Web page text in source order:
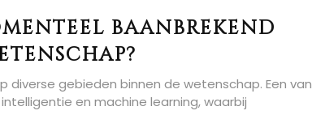
baanbrekend
gebieden binnen de wetenschap. Een van
en machine learning, waarbij